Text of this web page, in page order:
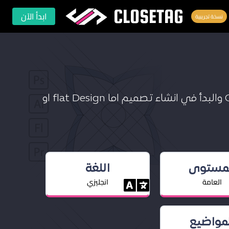
نسخة تجريبية CLOSETAG ابدأ الآن
ستتعلم في هذا الدرس استخدام ال Containers والبدأ في انشاء تصميم اما flat Design او
العامة
اللغة
انجليزي